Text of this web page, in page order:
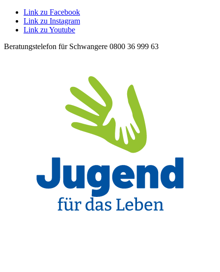
Link zu Facebook
Link zu Instagram
Link zu Youtube
Beratungstelefon für Schwangere 0800 36 999 63